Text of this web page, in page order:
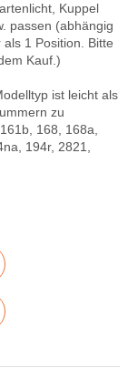
Kuppel
passen (abhängig
1 Position. Bitte
Kauf.)
ist leicht als
zu
168, 168a,
194r, 2821,